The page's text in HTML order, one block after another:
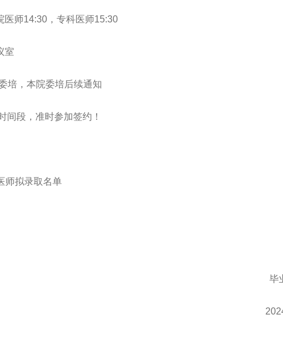
医师14:30，专科医师15:30
室
培，本院委培后续通知
间段，准时参加签约！
师拟录取名单
毕